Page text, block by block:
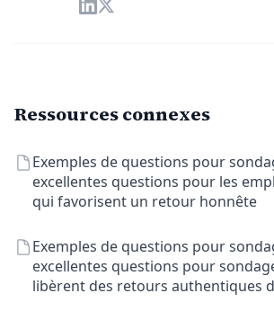
Ressources connexes
Exemples de questions pour
excellentes questions pour les
qui favorisent un retour honnête
Exemples de questions pour
excellentes questions pour
libèrent des retours authentiques